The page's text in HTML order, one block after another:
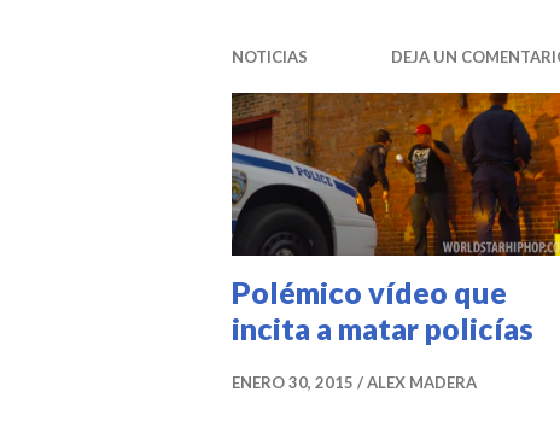
NOTICIAS DEJA UN
Polémico vídeo que
incita a matar policías
ENERO 30, 2015 ALEX MADERA